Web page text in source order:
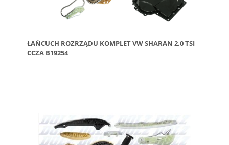
ŁAŃCUCH ROZRZĄDU KOMPLET VW SHARAN 2.0 TSI
CCZA B19254